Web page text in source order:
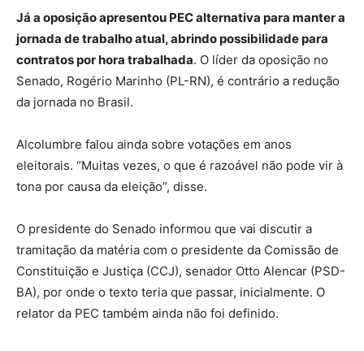
Já a oposição apresentou PEC alternativa para manter a
jornada de trabalho atual, abrindo possibilidade para
contratos por hora trabalhada. O líder da oposição no
Senado, Rogério Marinho (PL-RN), é contrário a redução
da jornada no Brasil.
Alcolumbre falou ainda sobre votações em anos
eleitorais. “Muitas vezes, o que é razoável não pode vir à
tona por causa da eleição”, disse.
O presidente do Senado informou que vai discutir a
tramitação da matéria com o presidente da Comissão de
Constituição e Justiça (CCJ), senador Otto Alencar (PSD-
BA), por onde o texto teria que passar, inicialmente. O
relator da PEC também ainda não foi definido.